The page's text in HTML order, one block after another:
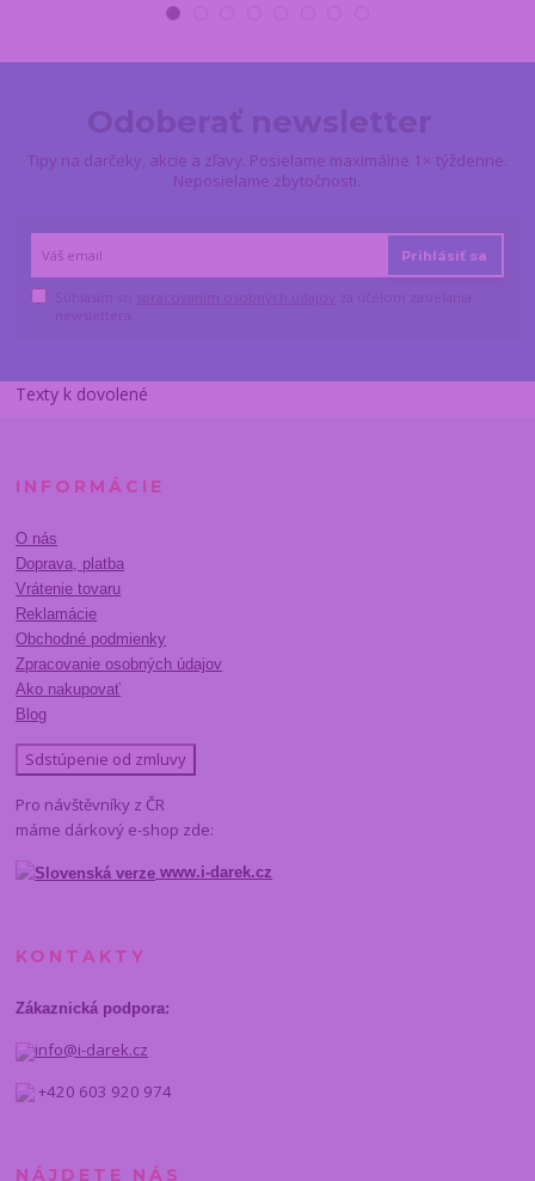
Tipy na darčeky, akcie a zľavy. Posielame maximálne 1× týždenne.
Neposielame zbytočnosti.
Prihlásiť sa
Texty k dovolené
INFORMÁCIE
O nás
Doprava, platba
Vrátenie tovaru
Reklamácie
Obchodné podmienky
Zpracovanie osobných údajov
Ako nakupovať
Blog
Sdstúpenie od zmluvy
Pro návštěvníky z ČR
máme dárkový e-shop zde:
www.i-darek.cz
KONTAKTY
Zákaznická podpora:
info@i-darek.cz
+420 603 920 974
NÁJDETE NÁS